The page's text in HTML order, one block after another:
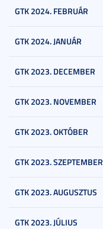
GTK 2024. FEBRUÁR
GTK 2024. JANUÁR
GTK 2023. DECEMBER
GTK 2023. NOVEMBER
GTK 2023. OKTÓBER
GTK 2023. SZEPTEMBER
GTK 2023. AUGUSZTUS
GTK 2023. JÚLIUS